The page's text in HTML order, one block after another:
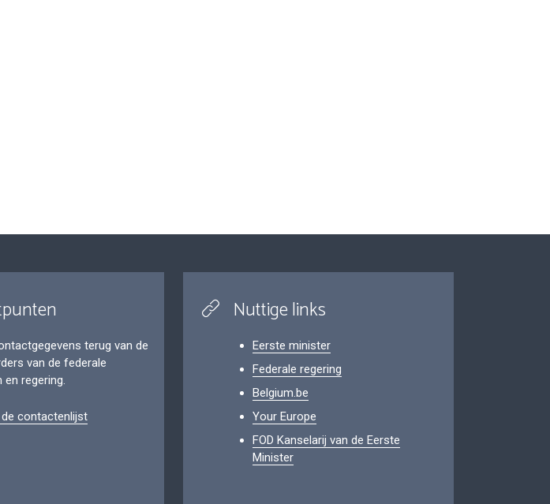
terug van de
van de federale
en regering.
de contactenlijst
Nuttige links
Eerste minister
Federale regering
Belgium.be
Your Europe
FOD Kanselarij van de Eerste
Minister